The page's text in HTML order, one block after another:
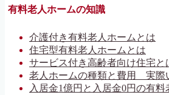
有料老人ホームの知識
介護付き有料老人ホームとは
住宅型有料老人ホームとは
サービス付き高齢者向け住宅と
老人ホームの種類と費用 実際
入居金1億円と入居金0円の有